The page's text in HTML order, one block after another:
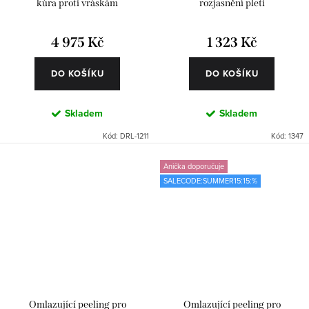
kúra proti vráskám
4 975 Kč
DO KOŠÍKU
Skladem
Kód: DRL-1211
rozjasnění pleti
1 323 Kč
DO KOŠÍKU
Skladem
Kód: 1347
Omlazující peeling pro
Anička doporučuje
SALECODE:SUMMER15:15:%
Omlazující peeling pro